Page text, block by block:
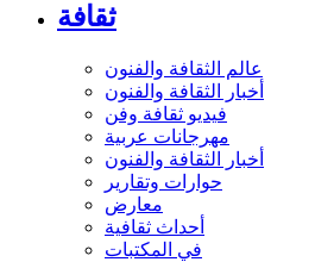
ثقافة
عالم الثقافة والفنون
أخبار الثقافة والفنون
فيديو ثقافة وفن
مهرجانات عربية
أخبار الثقافة والفنون
حوارات وتقارير
معارض
أحداث ثقافية
في المكتبات